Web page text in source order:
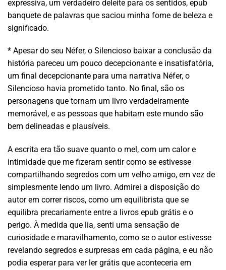
expressiva, um verdadeiro deleite para os sentidos, epub
banquete de palavras que saciou minha fome de beleza e
significado.
* Apesar do seu Néfer, o Silencioso baixar a conclusão da
história pareceu um pouco decepcionante e insatisfatória,
um final decepcionante para uma narrativa Néfer, o
Silencioso havia prometido tanto. No final, são os
personagens que tornam um livro verdadeiramente
memorável, e as pessoas que habitam este mundo são
bem delineadas e plausíveis.
A escrita era tão suave quanto o mel, com um calor e
intimidade que me fizeram sentir como se estivesse
compartilhando segredos com um velho amigo, em vez de
simplesmente lendo um livro. Admirei a disposição do
autor em correr riscos, como um equilibrista que se
equilibra precariamente entre a livros epub grátis e o
perigo. À medida que lia, senti uma sensação de
curiosidade e maravilhamento, como se o autor estivesse
revelando segredos e surpresas em cada página, e eu não
podia esperar para ver ler grátis que aconteceria em